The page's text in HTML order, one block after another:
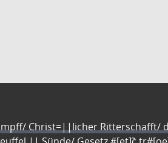
Christ=||licher Ritterschafft/